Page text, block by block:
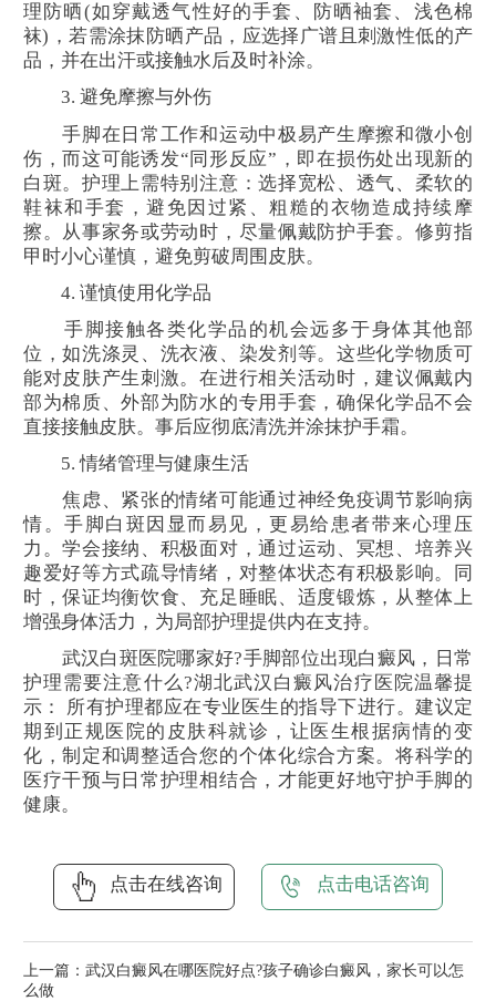
理防晒(如穿戴透气性好的手套、防晒袖套、浅色棉
袜)，若需涂抹防晒产品，应选择广谱且刺激性低的产
品，并在出汗或接触水后及时补涂。
3. 避免摩擦与外伤
手脚在日常工作和运动中极易产生摩擦和微小创
伤，而这可能诱发“同形反应”，即在损伤处出现新的
白斑。护理上需特别注意：选择宽松、透气、柔软的
鞋袜和手套，避免因过紧、粗糙的衣物造成持续摩
擦。从事家务或劳动时，尽量佩戴防护手套。修剪指
甲时小心谨慎，避免剪破周围皮肤。
4. 谨慎使用化学品
手脚接触各类化学品的机会远多于身体其他部
位，如洗涤灵、洗衣液、染发剂等。这些化学物质可
能对皮肤产生刺激。在进行相关活动时，建议佩戴内
部为棉质、外部为防水的专用手套，确保化学品不会
直接接触皮肤。事后应彻底清洗并涂抹护手霜。
5. 情绪管理与健康生活
焦虑、紧张的情绪可能通过神经免疫调节影响病
情。手脚白斑因显而易见，更易给患者带来心理压
力。学会接纳、积极面对，通过运动、冥想、培养兴
趣爱好等方式疏导情绪，对整体状态有积极影响。同
时，保证均衡饮食、充足睡眠、适度锻炼，从整体上
增强身体活力，为局部护理提供内在支持。
武汉白斑医院哪家好?手脚部位出现白癜风，日常
护理需要注意什么?湖北武汉白癜风治疗医院温馨提
示： 所有护理都应在专业医生的指导下进行。建议定
期到正规医院的皮肤科就诊，让医生根据病情的变
化，制定和调整适合您的个体化综合方案。将科学的
医疗干预与日常护理相结合，才能更好地守护手脚的
健康。
点击在线咨询 点击电话咨询
上一篇： 武汉白癜风在哪医院好点?孩子确诊白癜风，家长可以怎
么做